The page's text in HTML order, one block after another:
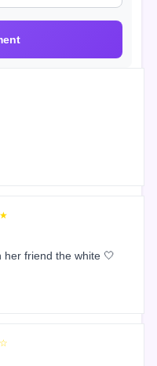
friend the white 🤍